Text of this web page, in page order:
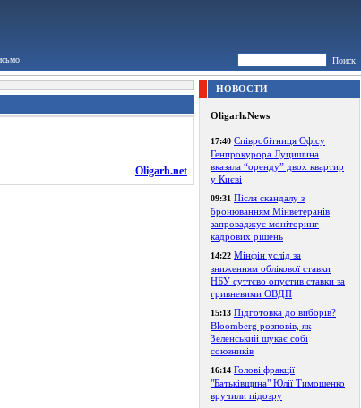
Поиск
Oligarh.net
НОВОСТИ
Oligarh.News
17:40 Співробітниця Офісу
Генпрокурора Луцишина
вказала “оренду” двох квартир
у Києві
09:31 Після скандалу з
бронюванням Мінветеранів
запроваджує моніторинг
кадрових рішень
14:22 Мінфін услід за
зниженням облікової ставки
НБУ суттєво опустив ставки за
гривневими ОВДП
15:13 Підготовка до виборів?
Bloomberg розповів, як
Зеленський шукає собі
союзників
16:14 Голові фракції
"Батьківщина" Юлії Тимошенко
вручили підозру